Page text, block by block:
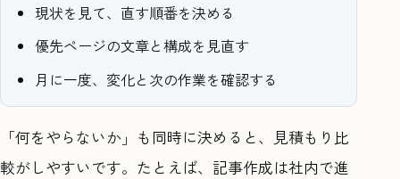
現状を見て、直す順番を決める
優先ページの文章と構成を見直す
月に一度、変化と次の作業を確認する
「何をやらないか」も同時に決めると、見積もり比
較がしやすいです。たとえば、記事作成は社内で進